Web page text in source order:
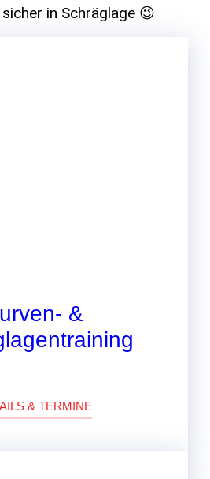
in Schräglage 😉
&
& TERMINE